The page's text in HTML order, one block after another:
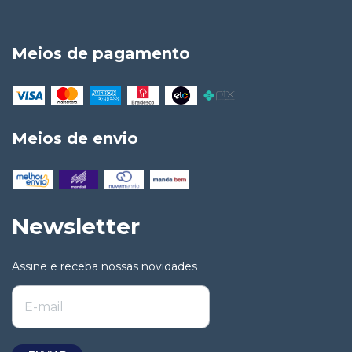
Meios de pagamento
Meios de envio
Newsletter
Assine e receba nossas novidades